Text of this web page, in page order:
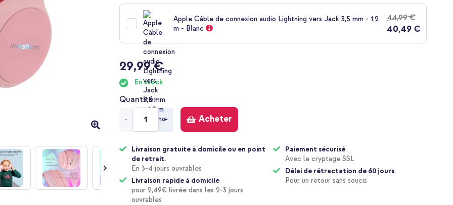
Apple Câble de connexion audio Lightning vers Jack 3,5 mm - 1,2
m - Blanc
44,99 €
40,49 €
29,99 €
En stock
Quantité
- + Acheter
Livraison gratuite à domicile ou en point
de retrait.
En 3-4 jours ouvrables
Livraison rapide à domicile
pour 2,49€ livrée dans les 2-3 jours
ouvrables
Paiement sécurisé
Avec le cryptage SSL
Délai de rétractation de 60 jours
Pour un retour sans soucis